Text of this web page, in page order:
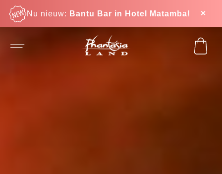
Nu nieuw: Bantu Bar in Hotel Matamba!